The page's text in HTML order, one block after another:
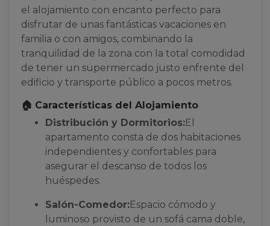
el alojamiento con encanto perfecto para
disfrutar de unas fantásticas vacaciones en
familia o con amigos, combinando la
tranquilidad de la zona con la total comodidad
de tener un supermercado justo enfrente del
edificio y transporte público a pocos metros.
🏠 Características del Alojamiento
Distribución y Dormitorios:El
apartamento consta de dos habitaciones
independientes y confortables para
asegurar el descanso de todos los
huéspedes.
Salón-Comedor:Espacio cómodo y
luminoso provisto de un sofá cama doble,